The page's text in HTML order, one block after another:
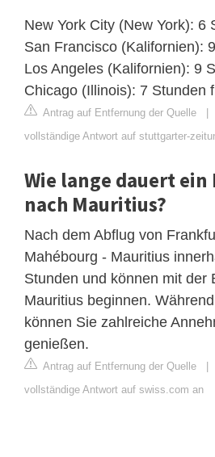
New York City (New York): 6
San Francisco (Kalifornien):
Los Angeles (Kalifornien): 9
Chicago (Illinois): 7 Stunden
Antrag auf Entfernung der Quelle |
vollständige Antwort auf stuttgarter-
Wie lange dauert
nach Mauritius?
Nach dem Abflug von
Mahébourg - Mauritius
Stunden und können mit der
Mauritius beginnen.
können Sie zahlreiche
genießen.
Antrag auf Entfernung der Quelle |
vollständige Antwort auf swiss.com an